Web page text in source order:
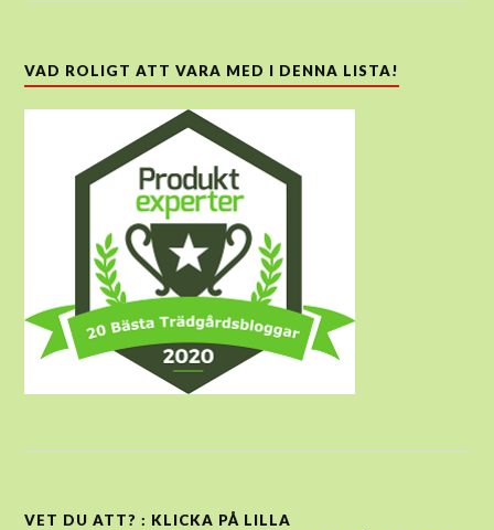
VAD ROLIGT ATT VARA MED I DENNA LISTA!
VET DU ATT? : KLICKA PÅ LILLA